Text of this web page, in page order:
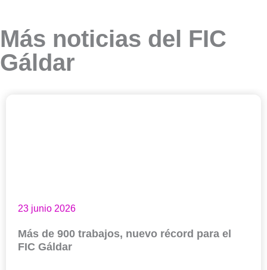
Más noticias del FIC
Gáldar
23 junio 2026
Más de 900 trabajos, nuevo récord para el
FIC Gáldar